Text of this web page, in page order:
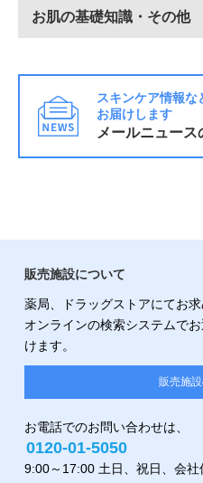
お肌の基礎知識・その他
スキンケア情報な
お届けします
メールニュース
販売施設について
薬局、ドラッグストアにてお求
オンラインの検索システムで
けます。
販売施
お電話でのお問い合わせは、
0120-01-5050
9:00～17:00 土日、祝日、会社